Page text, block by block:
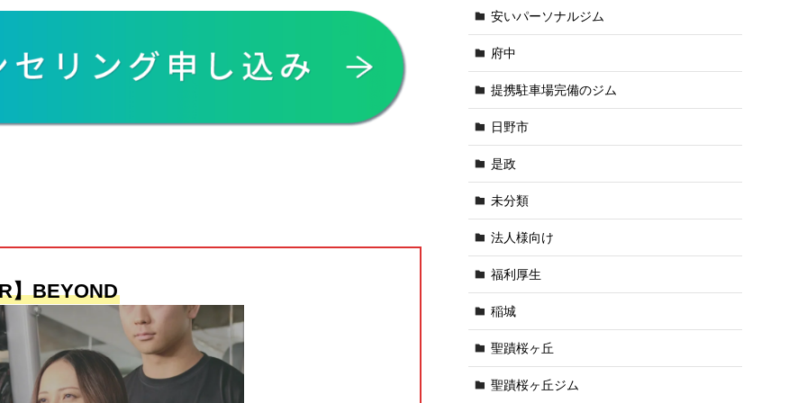
】BEYOND
安いパーソナルジム
府中
提携駐車場完備のジム
日野市
是政
未分類
法人様向け
福利厚生
稲城
聖蹟桜ヶ丘
聖蹟桜ヶ丘ジム